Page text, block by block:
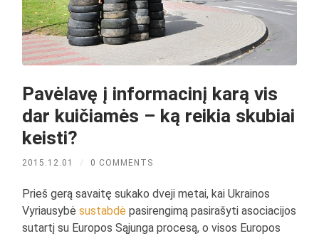
Pavėlavę į informacinį karą vis
dar kuičiamės – ką reikia skubiai
keisti?
2015.12.01 / 0 COMMENTS
Prieš gerą savaitę sukako dveji metai, kai Ukrainos
Vyriausybėsustabdė pasirengimą pasirašyti asociacijos
sutartį su Europos Sąjunga procesą, o visos Europos